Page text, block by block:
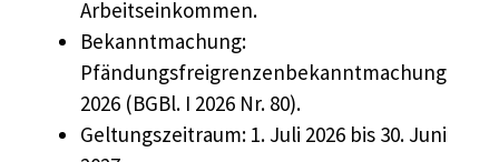
Arbeitseinkommen.
Bekanntmachung:
Pfändungsfreigrenzenbekanntmachung
2026 (BGBl. I 2026 Nr. 80).
Geltungszeitraum: 1. Juli 2026 bis 30. Juni